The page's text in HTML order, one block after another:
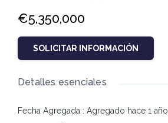
€5,350,000
SOLICITAR INFORMACIÓN
Detalles esenciales
Fecha Agregada : Agregado hace 1 año